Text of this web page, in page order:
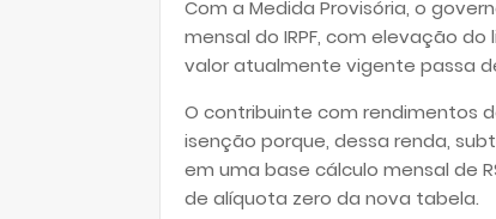
Com a Medida Provisória, o
mensal do IRPF, com elevação
valor atualmente vigente passa de
O contribuinte com rendimentos
isenção porque, dessa renda,
em uma base cálculo mensal de
de alíquota zero da nova tabela.